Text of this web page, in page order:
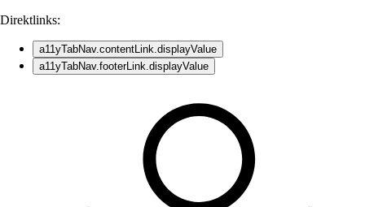
Direktlinks:
a11yTabNav.contentLink.displayValue
a11yTabNav.footerLink.displayValue